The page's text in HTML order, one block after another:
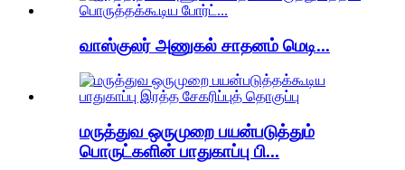
வாஸ்குலர் அணுகல் சாதனம் மெடி...
மருத்துவ ஒருமுறை பயன்படுத்தும்
பொருட்களின் பாதுகாப்பு பி...